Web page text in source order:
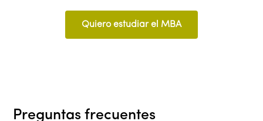
Quiero estudiar el MBA
Preguntas frecuentes